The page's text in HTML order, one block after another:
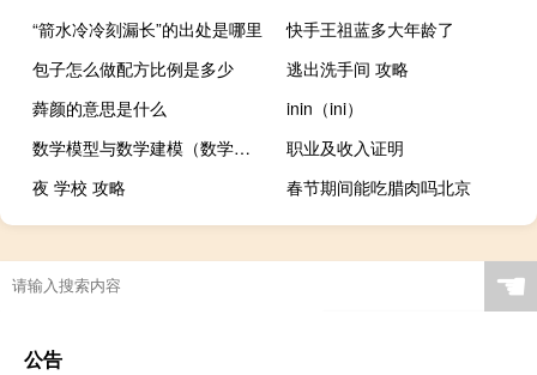
“箭水冷冷刻漏长”的出处是哪里
快手王祖蓝多大年龄了
包子怎么做配方比例是多少
逃出洗手间 攻略
蕣颜的意思是什么
inin（ini）
数学模型与数学建模（数学模型与数学建模第三版简介）
职业及收入证明
夜 学校 攻略
春节期间能吃腊肉吗北京
☚
公告